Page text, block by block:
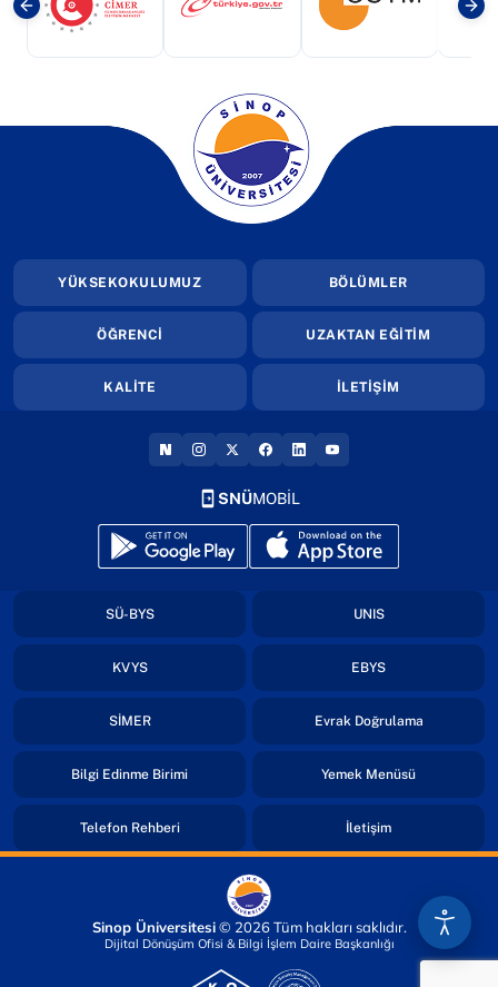
(yeni sekmede açılır)(yeni sekmede açılır)(yeni sekmede
(yeni sekmede açılır)
YÜKSEKOKULUMUZ BÖLÜMLER
ÖĞRENCİ UZAKTAN EĞİTİM
KALİTE İLETİŞİM
(YENI SEKMEDE AÇILIR)
(YENI SEKMEDE AÇILIR)
(YENI SEKMEDE AÇILIR)
(YENI SEKMEDE AÇILIR)
(YENI SEKMEDE AÇILIR)
(YENI SEKMEDE
SNÜMOBİL
(yeni sekmede açılır)(yeni sekmede açılır)
SÜ-BYS(yeni sekmede açılır) UNIS(yeni sekmede
KVYS(yeni sekmede açılır) EBYS(yeni sekmede
SİMER(yeni sekmede açılır) Evrak Doğrulama(yeni
Bilgi Edinme Birimi(yeni sekmede açılır) Yemek Menüsü(yeni
Telefon Rehberi(yeni sekmede açılır) İletişim(yeni sekmede
Sinop Üniversitesi© 2026 Tüm hakları saklıdır.
Dijital Dönüşüm Ofisi & Bilgi İşlem Daire Başkanlığı